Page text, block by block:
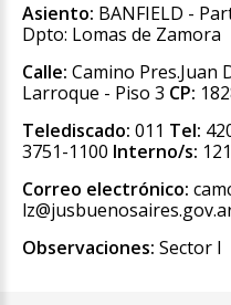
Asiento: BANFIELD -
Dpto: Lomas de Zamora
Calle: Camino Pres.Juan
Larroque - Piso 3 CP:
Telediscado: 011 Tel:
3751-1100 Interno/s:
Correo electrónico:
Observaciones: Sector I